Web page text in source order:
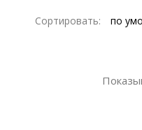
Сортировать: